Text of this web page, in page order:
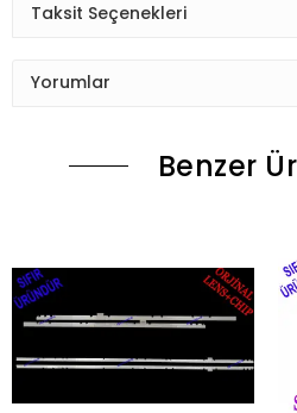
Taksit Seçenekleri
Yorumlar
Benzer